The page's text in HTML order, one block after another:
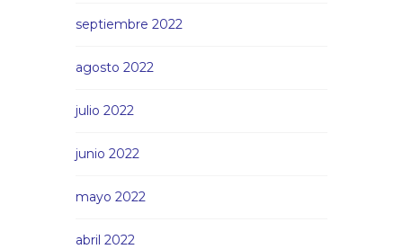
septiembre 2022
agosto 2022
julio 2022
junio 2022
mayo 2022
abril 2022